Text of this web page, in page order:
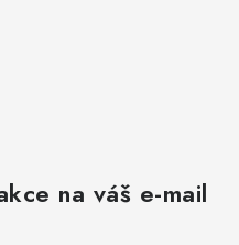
na váš e-mail